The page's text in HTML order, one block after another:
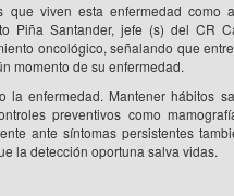
viven esta enfermedad como
Piña Santander, jefe (s) del CR
oncológico, señalando que
momento de su enfermedad.
enfermedad. Mantener hábitos
preventivos como
ante síntomas persistentes
la detección oportuna salva vidas.